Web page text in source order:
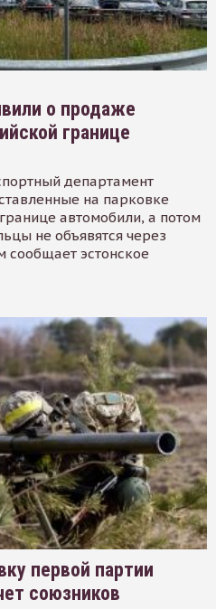
о продаже
границе
департамент
на парковке
автомобили, а потом
не объявятся через
сообщает эстонское
первой партии
союзников